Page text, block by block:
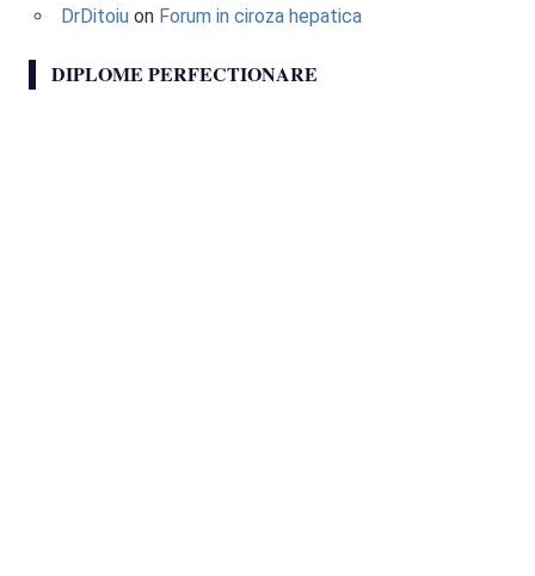
DrDitoiuon Forum in ciroza hepatica
DIPLOME PERFECTIONARE